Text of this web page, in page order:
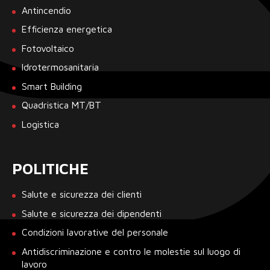
Antincendio
Efficienza energetica
Fotovoltaico
Idrotermosanitaria
Smart Building
Quadristica MT/BT
Logistica
POLITICHE
Salute e sicurezza dei clienti
Salute e sicurezza dei dipendenti
Condizioni lavorative del personale
Antidiscriminazione e contro le molestie sul luogo di
lavoro